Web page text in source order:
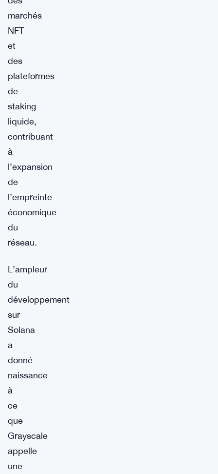
marchés
NFT
et
des
plateformes
de
staking
liquide,
contribuant
à
l’expansion
de
l’empreinte
économique
du
réseau.
L’ampleur
du
développement
sur
Solana
a
donné
naissance
à
ce
que
Grayscale
appelle
une